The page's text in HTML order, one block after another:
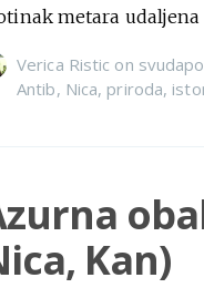
metara
Verica Ristic on
Antib, Nica, priroda,
Kan)